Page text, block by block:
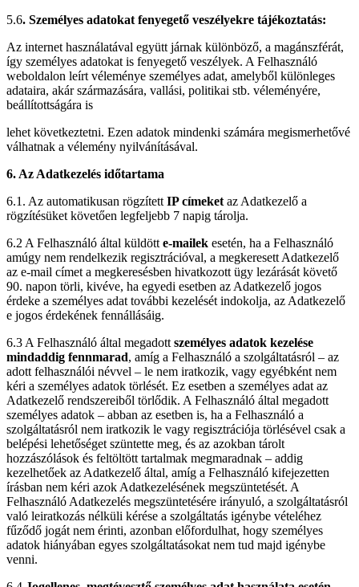
5.6. Személyes adatokat fenyegető veszélyekre tájékoztatás:
Az internet használatával együtt járnak különböző, a magánszférát,
így személyes adatokat is fenyegető veszélyek. A Felhasználó
weboldalon leírt véleménye személyes adat, amelyből különleges
adataira, akár származására, vallási, politikai stb. véleményére,
beállítottságára is
lehet következtetni. Ezen adatok mindenki számára megismerhetővé
válhatnak a vélemény nyilvánításával.
6. Az Adatkezelés időtartama
6.1. Az automatikusan rögzített IP címeket az Adatkezelő a
rögzítésüket követően legfeljebb 7 napig tárolja.
6.2 A Felhasználó által küldött e-mailek esetén, ha a Felhasználó
amúgy nem rendelkezik regisztrációval, a megkeresett Adatkezelő
az e-mail címet a megkeresésben hivatkozott ügy lezárását követő
90. napon törli, kivéve, ha egyedi esetben az Adatkezelő jogos
érdeke a személyes adat további kezelését indokolja, az Adatkezelő
e jogos érdekének fennállásáig.
6.3 A Felhasználó által megadott személyes adatok kezelése
mindaddig fennmarad, amíg a Felhasználó a szolgáltatásról – az
adott felhasználói névvel – le nem iratkozik, vagy egyébként nem
kéri a személyes adatok törlését. Ez esetben a személyes adat az
Adatkezelő rendszereiből törlődik. A Felhasználó által megadott
személyes adatok – abban az esetben is, ha a Felhasználó a
szolgáltatásról nem iratkozik le vagy regisztrációja törlésével csak a
belépési lehetőséget szüntette meg, és az azokban tárolt
hozzászólások és feltöltött tartalmak megmaradnak – addig
kezelhetőek az Adatkezelő által, amíg a Felhasználó kifejezetten
írásban nem kéri azok Adatkezelésének megszüntetését. A
Felhasználó Adatkezelés megszüntetésére irányuló, a szolgáltatásról
való leiratkozás nélküli kérése a szolgáltatás igénybe vételéhez
fűződő jogát nem érinti, azonban előfordulhat, hogy személyes
adatok hiányában egyes szolgáltatásokat nem tud majd igénybe
venni.